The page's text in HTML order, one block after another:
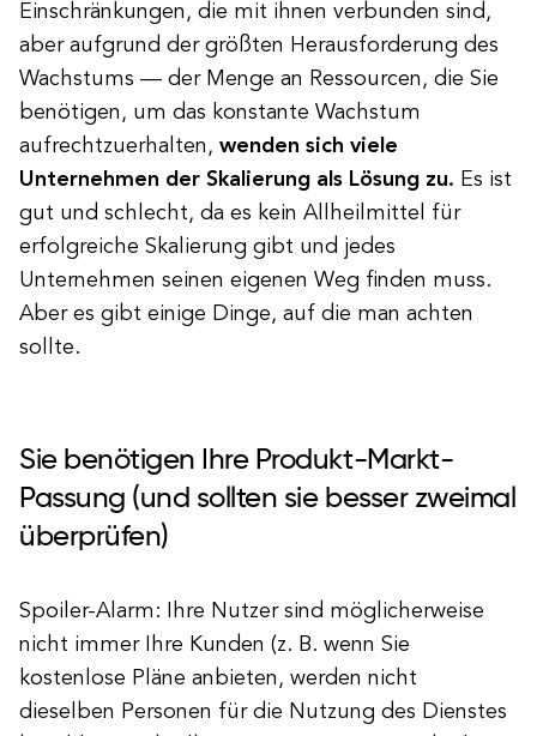
Einschränkungen, die mit ihnen verbunden sind,
aber aufgrund der größten Herausforderung des
Wachstums — der Menge an Ressourcen, die Sie
benötigen, um das konstante Wachstum
aufrechtzuerhalten, wenden sich viele
Unternehmen der Skalierung als Lösung zu. Es ist
gut und schlecht, da es kein Allheilmittel für
erfolgreiche Skalierung gibt und jedes
Unternehmen seinen eigenen Weg finden muss.
Aber es gibt einige Dinge, auf die man achten
sollte.
Sie benötigen Ihre Produkt-Markt-
Passung (und sollten sie besser zweimal
überprüfen)
Spoiler-Alarm: Ihre Nutzer sind möglicherweise
nicht immer Ihre Kunden (z. B. wenn Sie
kostenlose Pläne anbieten, werden nicht
dieselben Personen für die Nutzung des Dienstes